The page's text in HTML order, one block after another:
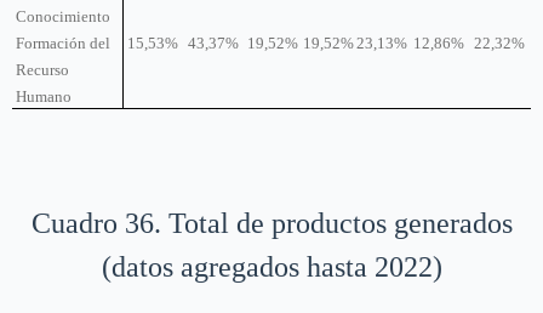
Conocimiento
Formación del
Recurso
Humano
15,53% 43,37% 19,52% 19,52% 23,13% 12,86% 22,32%
Cuadro 36. Total de productos generados
(datos agregados hasta 2022)